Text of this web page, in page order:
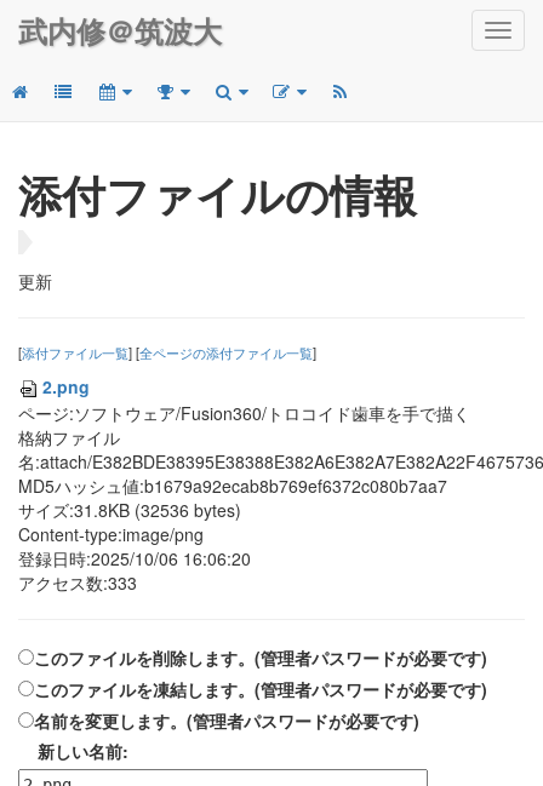
武内修＠筑波大
添付ファイルの情報
更新
[添付ファイル一覧] [全ページの添付ファイル一覧]
2.png
ページ:ソフトウェア/Fusion360/トロコイド歯車を手で描く
格納ファイル
名:attach/
MD5ハッシュ値:b1679a92ecab8b769ef6372c080b7aa7
サイズ:31.8KB (32536 bytes)
Content-type:image/png
登録日時:2025/10/06 16:06:20
アクセス数:333
このファイルを削除します。(管理者パスワードが必要です)
このファイルを凍結します。(管理者パスワードが必要です)
名前を変更します。(管理者パスワードが必要です)
新しい名前: